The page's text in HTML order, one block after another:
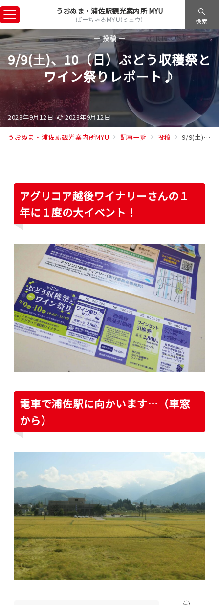
うおぬま・浦佐駅観光案内所 MYU
ばーちゃるMYU(ミュウ) 検索
— 投稿 —
9/9(土)、10（日）ぶどう収穫祭と
ワイン祭りレポート♪
2023年9月12日 2023年9月12日
うおぬま・浦佐駅観光案内所MYU 記事一覧 投稿 9/9(土)、10（日）ぶどう収穫祭とワイン祭りレポート♪
アグリコア越後ワイナリーさんの１
年に１度の大イベント！
電車で浦佐駅に向かいます…（車窓
から）